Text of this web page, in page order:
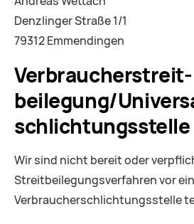
Denzlinger Straße 1/1
79312 Emmendingen
Verbraucher­streit­
beilegung/
schlichtungs­stelle
Wir sind nicht bereit oder
Streitbeilegungsverfahren vor
Verbraucherschlichtungsstelle